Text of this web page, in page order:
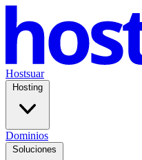
Hostsuar
Hosting
Dominios
Soluciones